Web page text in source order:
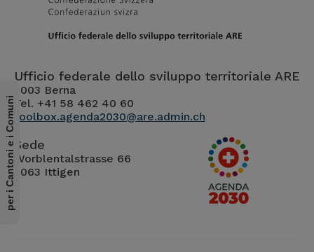
Ufficio federale dello sviluppo territoriale ARE
3003 Berna
Tel. +41 58 462 40 60
toolbox.agenda2030@are.admin.ch
Sede
Worblentalstrasse 66
3063 Ittigen
per i Cantoni e i Comuni